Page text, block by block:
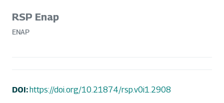
RSP Enap
ENAP
DOI:https://doi.org/10.21874/rsp.v0i1.2908